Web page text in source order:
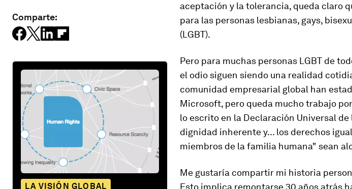
Comparte:
LA VISIÓN GLOBAL
aceptación y la tolerancia, queda claro
para las personas lesbianas, gays,
(LGBT).
Pero para muchas personas LGBT de
el odio siguen siendo una realidad
comunidad empresarial global han
Microsoft, pero queda mucho trabajo
lo escrito en la Declaración Universal de
dignidad inherente y... los derechos
miembros de la familia humana" sean
Me gustaría compartir mi historia
Esto implica remontarse 30 años atrás